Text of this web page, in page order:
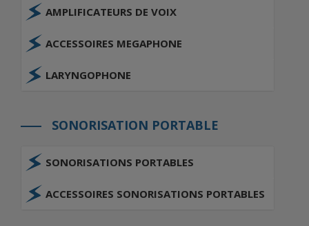
AMPLIFICATEURS DE VOIX
ACCESSOIRES MEGAPHONE
LARYNGOPHONE
SONORISATION PORTABLE
SONORISATIONS PORTABLES
ACCESSOIRES SONORISATIONS PORTABLES